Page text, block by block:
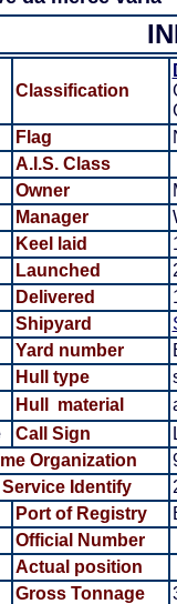
Classification
Flag
A.I.S. Class
Owner
Manager
Keel laid
Launched
Delivered
Shipyard
Yard number
Hull type
Hull material
Call Sign
Organization
Identify
Port of Registry
Official Number
Actual position
Gross Tonnage